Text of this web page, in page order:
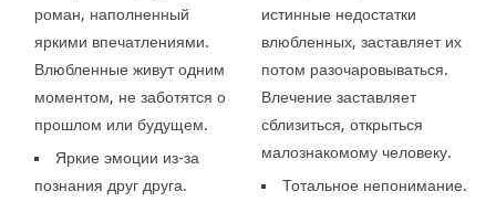
роман, наполненный
яркими впечатлениями.
Влюбленные живут одним
моментом, не заботятся о
прошлом или будущем.
Яркие эмоции из-за
познания друг друга.
истинные недостатки
влюбленных, заставляет их
потом разочаровываться.
Влечение заставляет
сблизиться, открыться
малознакомому человеку.
Тотальное непонимание.